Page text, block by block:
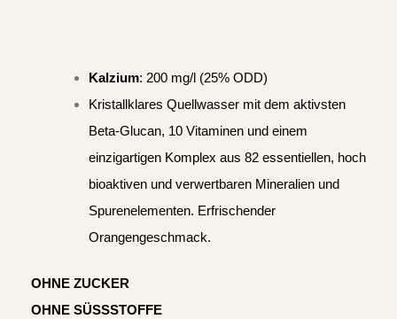
Kalzium: 200 mg/l (25% ODD)
Kristallklares Quellwasser mit dem aktivsten
Beta-Glucan, 10 Vitaminen und einem
einzigartigen Komplex aus 82 essentiellen, hoch
bioaktiven und verwertbaren Mineralien und
Spurenelementen. Erfrischender
Orangengeschmack.
OHNE ZUCKER
OHNE SÜSSSTOFFE